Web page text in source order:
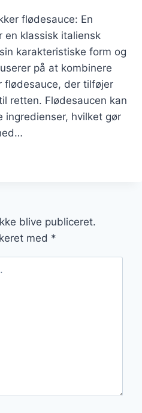
flødesauce: En
en klassisk italiensk
karakteristiske form og
på at kombinere
der tilføjer
retten. Flødesaucen kan
ingredienser, hvilket gør
blive publiceret.
med *